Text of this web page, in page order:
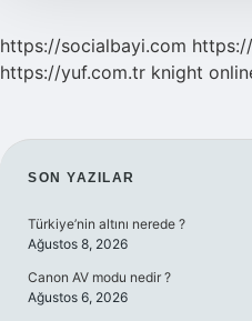
https://socialbayi.com
https://yuf.com.tr knight
SIDEBAR
SON YAZILAR
Türkiye’nin altını nerede ?
Ağustos 8, 2026
Canon AV modu nedir ?
Ağustos 6, 2026